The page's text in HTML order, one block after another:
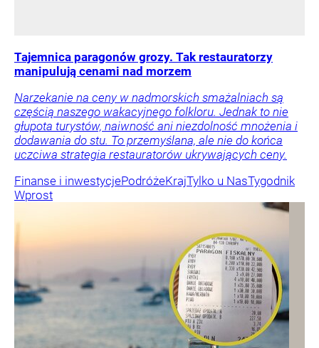
Tajemnica paragonów grozy. Tak restauratorzy
manipulują cenami nad morzem
Narzekanie na ceny w nadmorskich smażalniach są
częścią naszego wakacyjnego folkloru. Jednak to nie
głupota turystów, naiwność ani niezdolność mnożenia i
dodawania do stu. To przemyślana, ale nie do końca
uczciwa strategia restauratorów ukrywających ceny.
Finanse i inwestycjePodróżeKrajTylko u NasTygodnik
Wprost